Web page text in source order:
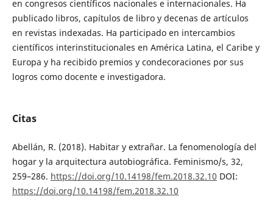
en congresos científicos nacionales e internacionales. Ha
publicado libros, capítulos de libro y decenas de artículos
en revistas indexadas. Ha participado en intercambios
científicos interinstitucionales en América Latina, el Caribe y
Europa y ha recibido premios y condecoraciones por sus
logros como docente e investigadora.
Citas
Abellán, R. (2018). Habitar y extrañar. La fenomenología del
hogar y la arquitectura autobiográfica. Feminismo/s, 32,
259–286. https://doi.org/10.14198/fem.2018.32.10 DOI:
https://doi.org/10.14198/fem.2018.32.10